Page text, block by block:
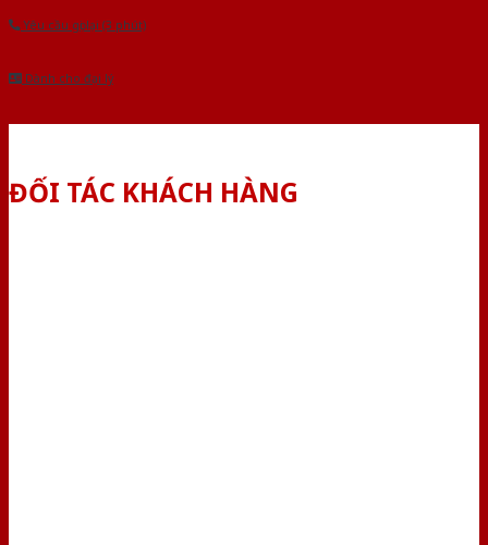
Yêu cầu gọi lại (3 phút)
Dành cho đại lý
ĐỐI TÁC KHÁCH HÀNG